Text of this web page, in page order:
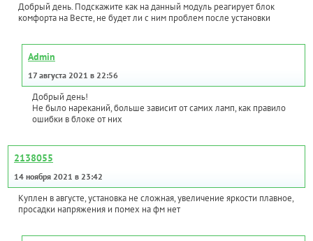
Добрый день. Подскажите как на данный модуль реагирует блок
комфорта на Весте, не будет ли с ним проблем после установки
Admin
17 августа 2021 в 22:56
Добрый день!
Не было нареканий, больше зависит от самих ламп, как правило
ошибки в блоке от них
2138055
14 ноября 2021 в 23:42
Куплен в августе, установка не сложная, увеличение яркости плавное,
просадки напряжения и помех на фм нет